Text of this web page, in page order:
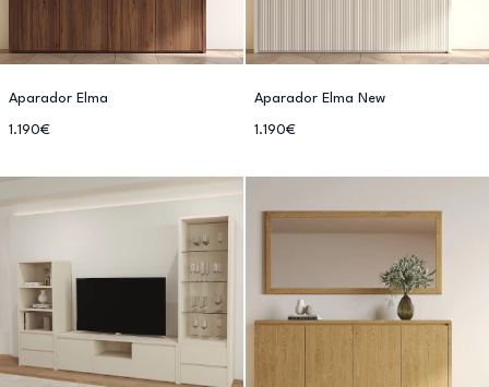
Aparador Elma
1.190€
Aparador Elma New
1.190€